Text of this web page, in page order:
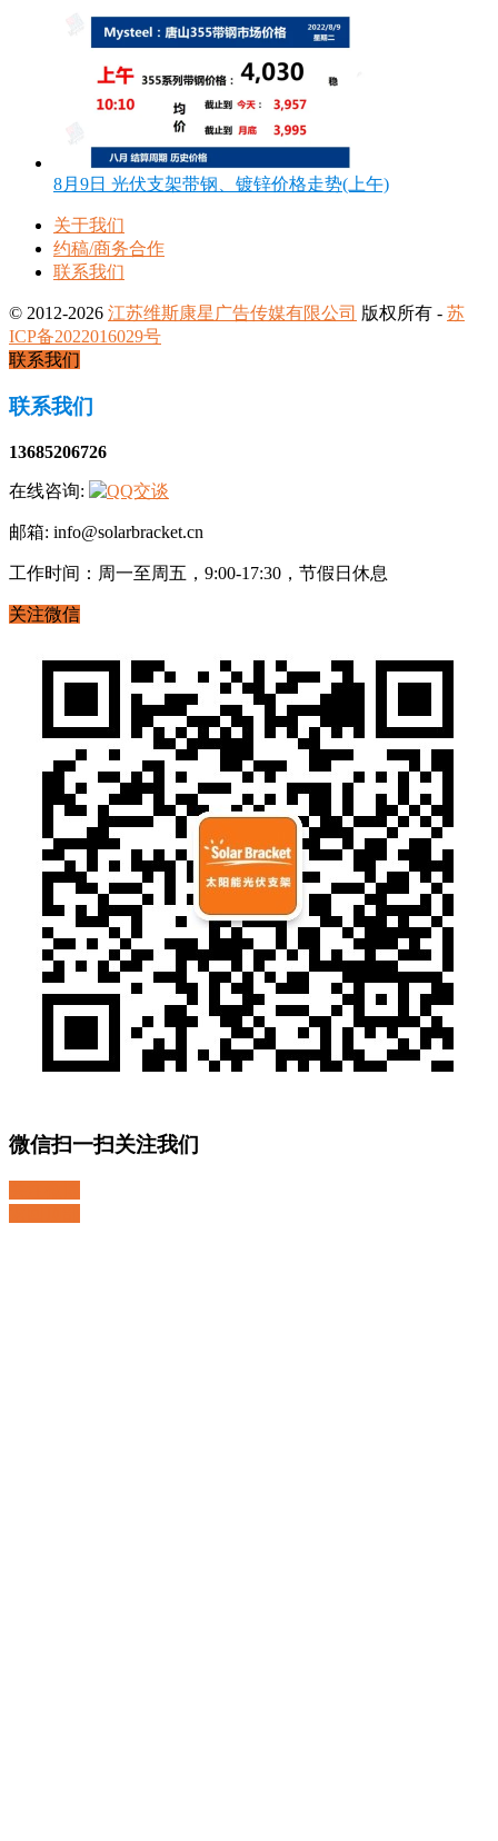
8月9日 光伏支架带钢、镀锌价格走势(上午)
关于我们
约稿/商务合作
联系我们
© 2012-2026 江苏维斯康星广告传媒有限公司 版权所有 - 苏
ICP备2022016029号
联系我们
联系我们
13685206726
在线咨询:
邮箱: info@solarbracket.cn
工作时间：周一至周五，9:00-17:30，节假日休息
关注微信
微信扫一扫关注我们